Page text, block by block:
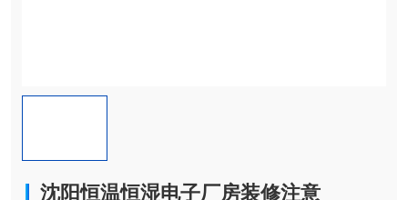
沈阳恒温恒湿电子厂房装修注意